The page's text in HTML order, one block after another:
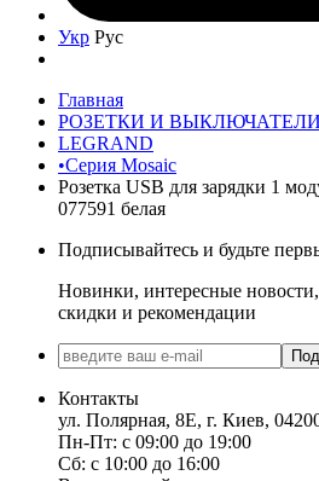
Укр Рус
Главная
РОЗЕТКИ И ВЫКЛЮЧАТЕЛИ
LEGRAND
•Серия Mosaic
Розетка USB для зарядки 1
077591 белая
Подписывайтесь и будьте
Новинки, интересные
скидки и рекомендации
Контакты
ул. Полярная, 8Е, г. Киев,
Пн-Пт: с 09:00 до 19:00
Сб: с 10:00 до 16:00